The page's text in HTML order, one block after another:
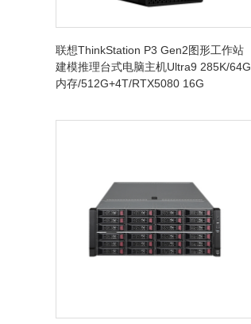
联想ThinkStation P3 Gen2图形工作站
建模推理台式电脑主机Ultra9 285K/64G
内存/512G+4T/RTX5080 16G